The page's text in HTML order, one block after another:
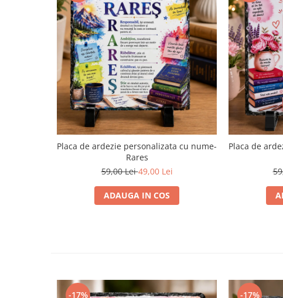
Placa de ardezie personalizata cu nume-
Rares
59,00 Lei49,00 Lei
ADAUGA IN COS
Placa de
-17% -17%